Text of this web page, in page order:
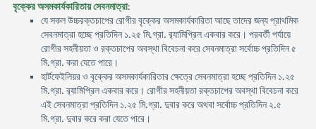
বৃক্কের অসমকার্যকারিতায় সেবনমাত্রা:
যে সকল উচ্চরক্তচাপের রোগীর বৃক্কের অসমকার্যকারিতা আছে তাদের জন্য প্রাথমিক
সেবনমাত্রা হচ্ছে প্রতিদিন ১.২৫ মি.গ্রা. র‍্যামিপ্রিল একবার করে। পরবর্তী পর্যায়ে
রোগীর সহনীয়তা ও রক্তচাপের অবস্থা বিবেচনা করে সেবনমাত্রা সর্বোচ্চ প্রতিদিন ৫
মি.গ্রা. করা যেতে পারে।
হার্টফেইলিয়র ও বৃক্কের অসমকার্যকারিতার ক্ষেত্রে সেবনমাত্রা হচ্ছে প্রতিদিন ১.২৫
মি.গ্রা. র‍্যামিপ্রিল একবার করে। রোগীর সহনীয়তা রক্তচাপের অবস্থা বিবেচনা করে
এই সেবনমাত্রা প্রতিদিন ১.২৫ মি.গ্রা. দুবার করে অথবা সর্বোচ্চ প্রতিদিন ২.৫
মি.গ্রা. দুবার করে করা যেতে পারে।